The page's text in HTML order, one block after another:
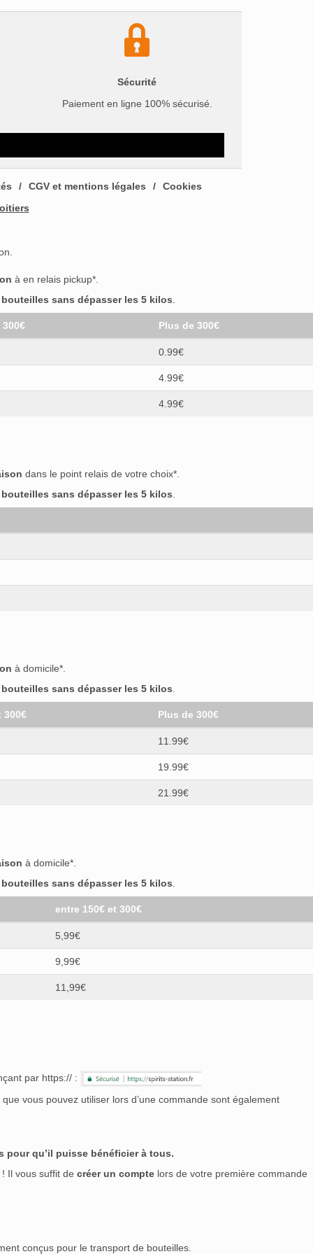
Sécurité
Paiement en ligne 100% sécurisé.
CGV et mentions légales
Cookies
à en relais pickup*.
sans dépasser les 5 kilos
Plus de 300€
0.99€
4.99€
4.99€
dans le point relais de votre choix*.
sans dépasser les 5 kilos
à domicile*.
sans dépasser les 5 kilos
300€ Plus de 300€
11.99€
19.99€
21.99€
à domicile*.
sans dépasser les 5 kilos
entre 150€ et 300€
5,99€
9,99€
11,99€
par https:// :
vous pouvez utiliser lors d’une commande sont également
pour qu’il puisse bénéficier à tous.
! Il vous suffit de créer un compte lors de votre première commande
conçus pour le transport de bouteilles.